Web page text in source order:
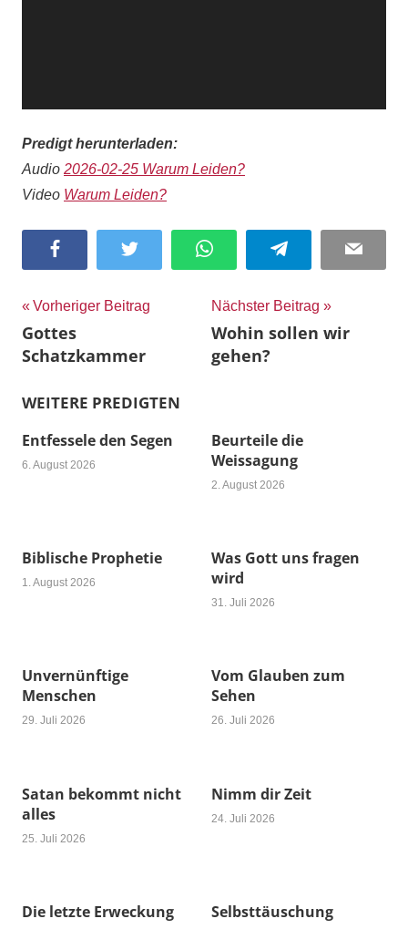
Predigt herunterladen:
Audio 2026-02-25 Warum Leiden?
Video Warum Leiden?
Facebook Twitter WhatsApp Telegram Email
Beitragsnavigation
Vorheriger Beitrag
Gottes
Schatzkammer
Nächster Beitrag
Wohin sollen wir
gehen?
WEITERE PREDIGTEN
Entfessele den Segen
6. August 2026
Beurteile die
Weissagung
2. August 2026
Biblische Prophetie
1. August 2026
Was Gott uns fragen
wird
31. Juli 2026
Unvernünftige
Menschen
29. Juli 2026
Vom Glauben zum
Sehen
26. Juli 2026
Satan bekommt nicht
alles
25. Juli 2026
Nimm dir Zeit
24. Juli 2026
Die letzte Erweckung Selbsttäuschung